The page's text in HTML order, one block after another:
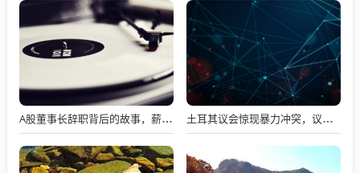
A股董事长辞职背后的故事，薪资不满意引发争议 土耳其议会惊现暴力冲突，议员互撕引发全球瞩目